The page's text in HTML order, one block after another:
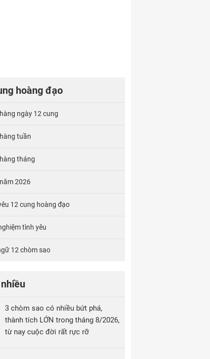
hoàng đạo
ngày 12 cung
tuần
tháng
2026
12 cung hoàng đạo
tình yêu
12 chòm sao
3 chòm sao có nhiều bứt phá,
thành tích LỚN trong tháng 8/2026,
từ nay cuộc đời rất rực rỡ